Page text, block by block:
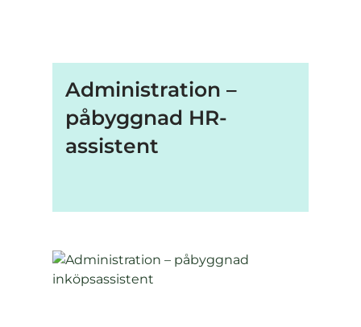
Administration –
påbyggnad HR-
assistent